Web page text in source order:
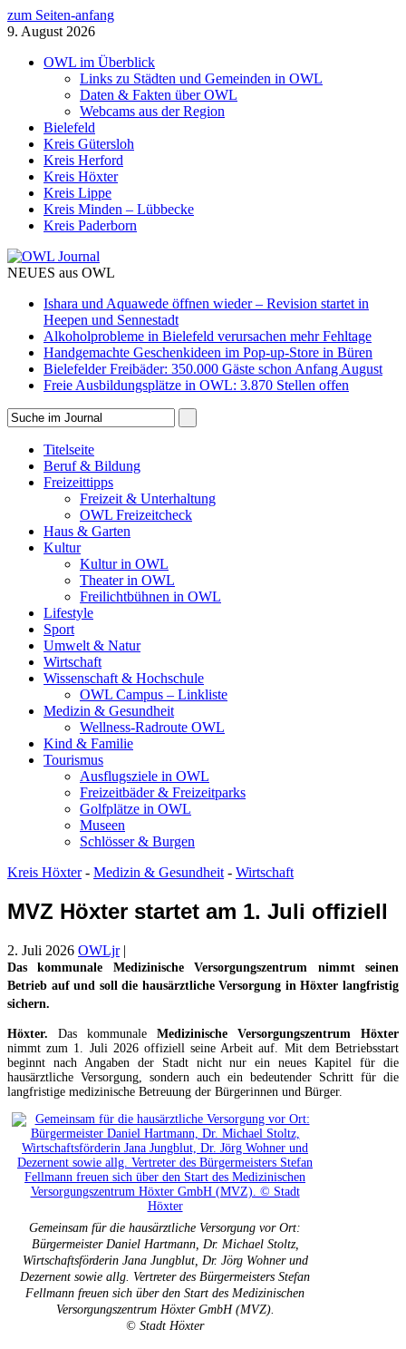
zum Seiten-anfang
9. August 2026
OWL im Überblick
Links zu Städten und Gemeinden in OWL
Daten & Fakten über OWL
Webcams aus der Region
Bielefeld
Kreis Gütersloh
Kreis Herford
Kreis Höxter
Kreis Lippe
Kreis Minden – Lübbecke
Kreis Paderborn
NEUES aus OWL
Ishara und Aquawede öffnen wieder – Revision startet in
Heepen und Sennestadt
Alkoholprobleme in Bielefeld verursachen mehr Fehltage
Handgemachte Geschenkideen im Pop-up-Store in Büren
Bielefelder Freibäder: 350.000 Gäste schon Anfang August
Freie Ausbildungsplätze in OWL: 3.870 Stellen offen
Titelseite
Beruf & Bildung
Freizeittipps
Freizeit & Unterhaltung
OWL Freizeitcheck
Haus & Garten
Kultur
Kultur in OWL
Theater in OWL
Freilichtbühnen in OWL
Lifestyle
Sport
Umwelt & Natur
Wirtschaft
Wissenschaft & Hochschule
OWL Campus – Linkliste
Medizin & Gesundheit
Wellness-Radroute OWL
Kind & Familie
Tourismus
Ausflugsziele in OWL
Freizeitbäder & Freizeitparks
Golfplätze in OWL
Museen
Schlösser & Burgen
Kreis Höxter- Medizin & Gesundheit - Wirtschaft
MVZ Höxter startet am 1. Juli offiziell
2. Juli 2026 OWLjr |
Das kommunale Medizinische Versorgungszentrum nimmt seinen
Betrieb auf und soll die hausärztliche Versorgung in Höxter langfristig
sichern.
Höxter. Das kommunale Medizinische Versorgungszentrum Höxter
nimmt zum 1. Juli 2026 offiziell seine Arbeit auf. Mit dem Betriebsstart
beginnt nach Angaben der Stadt nicht nur ein neues Kapitel für die
hausärztliche Versorgung, sondern auch ein bedeutender Schritt für die
langfristige medizinische Betreuung der Bürgerinnen und Bürger.
Gemeinsam für die hausärztliche Versorgung vor Ort:
Bürgermeister Daniel Hartmann, Dr. Michael Stoltz,
Wirtschaftsförderin Jana Jungblut, Dr. Jörg Wohner und
Dezernent sowie allg. Vertreter des Bürgermeisters Stefan
Fellmann freuen sich über den Start des Medizinischen
Versorgungszentrum Höxter GmbH (MVZ).
© Stadt Höxter